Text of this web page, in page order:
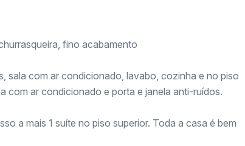
fino acabamento
sala com ar condicionado, lavabo, cozinha e no piso
com ar condicionado e porta e janela anti-ruídos.
a mais 1 suíte no piso superior. Toda a casa é bem